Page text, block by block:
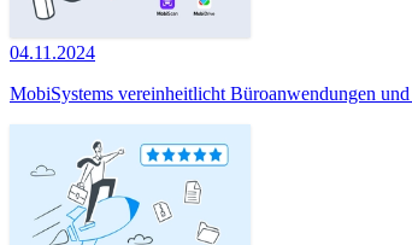
04.11.2024
MobiSystems vereinheitlicht Büroanwendungen